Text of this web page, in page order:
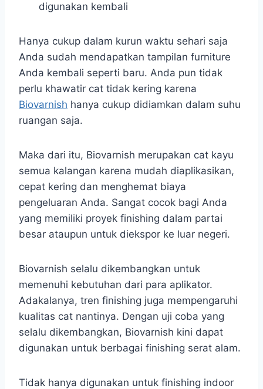
digunakan kembali
Hanya cukup dalam kurun waktu sehari saja
Anda sudah mendapatkan tampilan furniture
Anda kembali seperti baru. Anda pun tidak
perlu khawatir cat tidak kering karena
Biovarnish hanya cukup didiamkan dalam suhu
ruangan saja.
Maka dari itu, Biovarnish merupakan cat kayu
semua kalangan karena mudah diaplikasikan,
cepat kering dan menghemat biaya
pengeluaran Anda. Sangat cocok bagi Anda
yang memiliki proyek finishing dalam partai
besar ataupun untuk diekspor ke luar negeri.
Biovarnish selalu dikembangkan untuk
memenuhi kebutuhan dari para aplikator.
Adakalanya, tren finishing juga mempengaruhi
kualitas cat nantinya. Dengan uji coba yang
selalu dikembangkan, Biovarnish kini dapat
digunakan untuk berbagai finishing serat alam.
Tidak hanya digunakan untuk finishing indoor